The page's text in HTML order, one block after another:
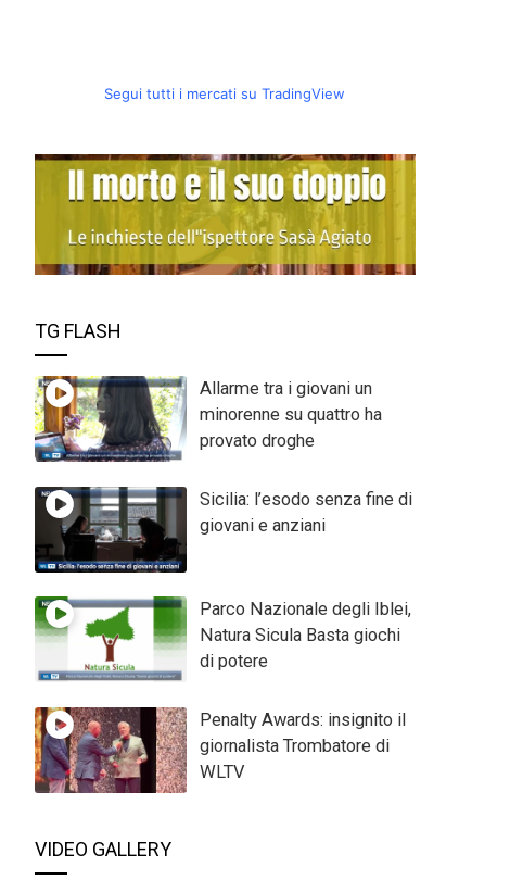
Segui tutti i mercati su TradingView
TG FLASH
Allarme tra i giovani un
minorenne su quattro ha
provato droghe
Sicilia: l’esodo senza fine di
giovani e anziani
Parco Nazionale degli Iblei,
Natura Sicula Basta giochi
di potere
Penalty Awards: insignito il
giornalista Trombatore di
WLTV
VIDEO GALLERY